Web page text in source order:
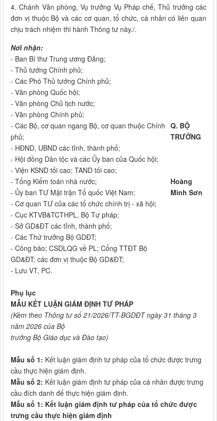
4. Chánh Văn phòng, Vụ trưởng Vụ Pháp chế, Thủ trưởng các
đơn vị thuộc Bộ và các cơ quan, tổ chức, cá nhân có liên quan
chịu trách nhiệm thi hành Thông tư này./.
Nơi nhận:
- Ban Bí thư Trung ương Đảng;
- Thủ tướng Chính phủ;
- Các Phó Thủ tướng Chính phủ;
- Văn phòng Quốc hội;
- Văn phòng Chủ tịch nước;
- Văn phòng Chính phủ;
- Các Bộ, cơ quan ngang Bộ, cơ quan thuộc Chính
phủ;
- HĐND, UBND các tỉnh, thành phố;
- Hội đồng Dân tộc và các Ủy ban của Quốc hội;
- Viện KSND tối cao; TAND tối cao;
- Tổng Kiểm toán nhà nước;
- Ủy ban TƯ Mặt trận Tổ quốc Việt Nam;
- Cơ quan TƯ của các tổ chức chính trị - xã hội;
- Cục KTVB&TCTHPL, Bộ Tư pháp;
- Sở GD&ĐT các tỉnh, thành phố;
- Các Thứ trưởng Bộ GDĐT;
- Công báo; CSDLQG về PL; Cổng TTĐT Bộ
GD&ĐT; các đơn vị thuộc Bộ GD&ĐT;
- Lưu VT, PC.
Q. BỘ
TRƯỞNG
Hoàng
Minh Sơn
Phụ lục
MẪU KẾT LUẬN GIÁM ĐỊNH TƯ PHÁP
(Kèm theo Thông tư số 21/2026/TT-BGDĐT ngày 31 tháng 3
năm 2026 của Bộ
trưởng Bộ Giáo dục và Đào tạo)
Mẫu số 1: Kết luận giám định tư pháp của tổ chức được trưng
cầu thực hiện giám định.
Mẫu số 2: Kết luận giám định tư pháp của cá nhân được trưng
cầu đích danh để thực hiện giám định.
Mẫu số 1: Kết luận giám định tư pháp của tổ chức được
trưng cầu thực hiện giám định